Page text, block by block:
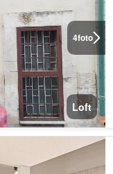
4foto
Loft